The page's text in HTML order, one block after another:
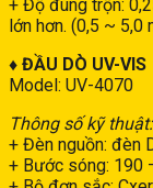
+ Độ đúng trộn:
lớn hơn. (0,5 ~ 5,0
♦ ĐẦU DÒ UV-VIS
Model: UV-4070
Thông số kỹ thuật:
+ Đèn nguồn: đèn
+ Bước sóng: 190